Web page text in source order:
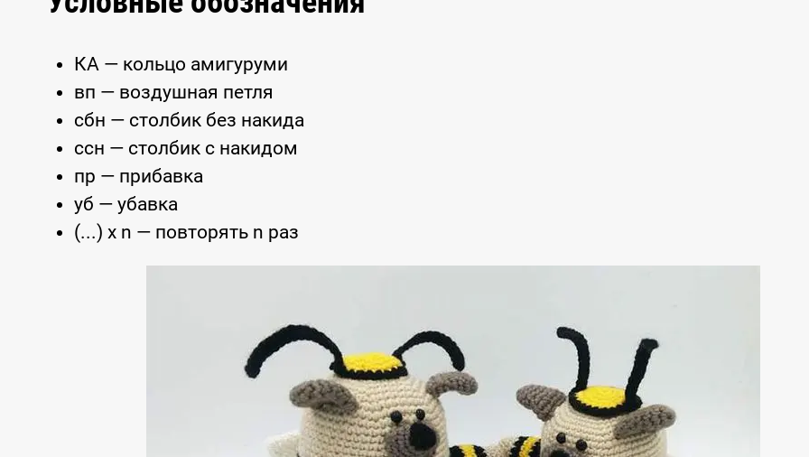
КА — кольцо амигуруми
вп — воздушная петля
сбн — столбик без накида
ссн — столбик с накидом
пр — прибавка
уб — убавка
(...) x n — повторять n раз